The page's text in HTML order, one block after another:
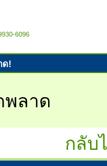
6096
ด!
พลาด
กลับ